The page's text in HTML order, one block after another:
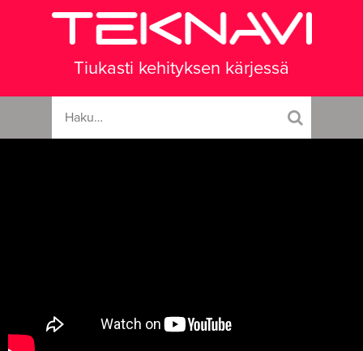
Tiukasti kehityksen kärjessä